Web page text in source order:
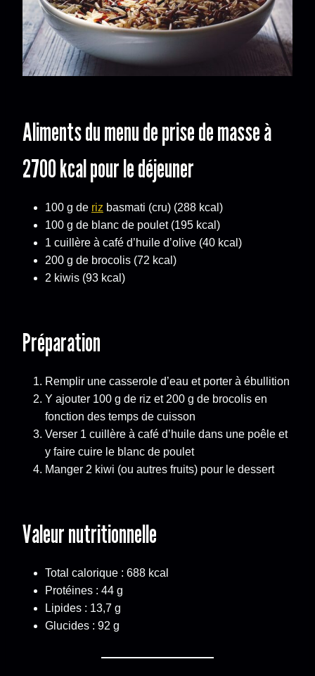
Aliments du menu de prise de masse à
2700 kcal pour le déjeuner
100 g de riz basmati (cru) (288 kcal)
100 g de blanc de poulet (195 kcal)
1 cuillère à café d’huile d’olive (40 kcal)
200 g de brocolis (72 kcal)
2 kiwis (93 kcal)
Préparation
Remplir une casserole d’eau et porter à ébullition
Y ajouter 100 g de riz et 200 g de brocolis en
fonction des temps de cuisson
Verser 1 cuillère à café d’huile dans une poêle et
y faire cuire le blanc de poulet
Manger 2 kiwi (ou autres fruits) pour le dessert
Valeur nutritionnelle
Total calorique : 688 kcal
Protéines : 44 g
Lipides : 13,7 g
Glucides : 92 g